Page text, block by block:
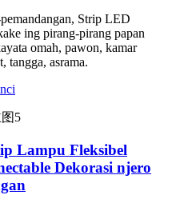
Strip LED
ing pirang-pirang papan
omah, pawon, kamar
tangga, asrama.
Lampu Fleksibel
Dekorasi njero